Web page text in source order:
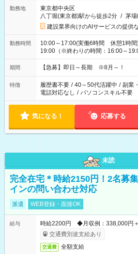
勤務地
東京都中央区
八丁堀(東京都)駅から徒歩2分 / 茅
建設業界向けのAIサービスの提供
勤務時間
10:00～17:00(実働6時間 休憩1時
19:00（※終わりの時間：16:00～
期間 【急募】即日～長期 ※8月～！
特徴 履歴書不要 / 40～50代活躍中 / 副業
電話対応なし / パソコンスキル不要
気になる！ 応募する
未読
完全在宅＊時給2150円！2名募
インの問い合わせ対応
派遣 WEB登録・面接OK
給与
時給2200円 ◆月収例：338,000円＋
交通費別途支給あり
交通費 全額支給